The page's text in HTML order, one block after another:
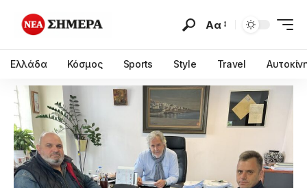
Αα
Ελλάδα Κόσμος Sports Style Travel